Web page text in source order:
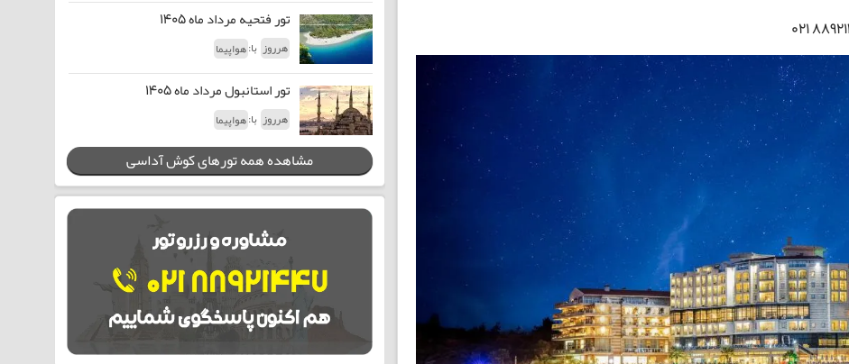
تور فتحیه مرداد ماه 1405
هرروز با:هواپیما
تور استانبول مرداد ماه 1405
هرروز با:هواپیما
مشاهده همه تورهای کوش آداسی